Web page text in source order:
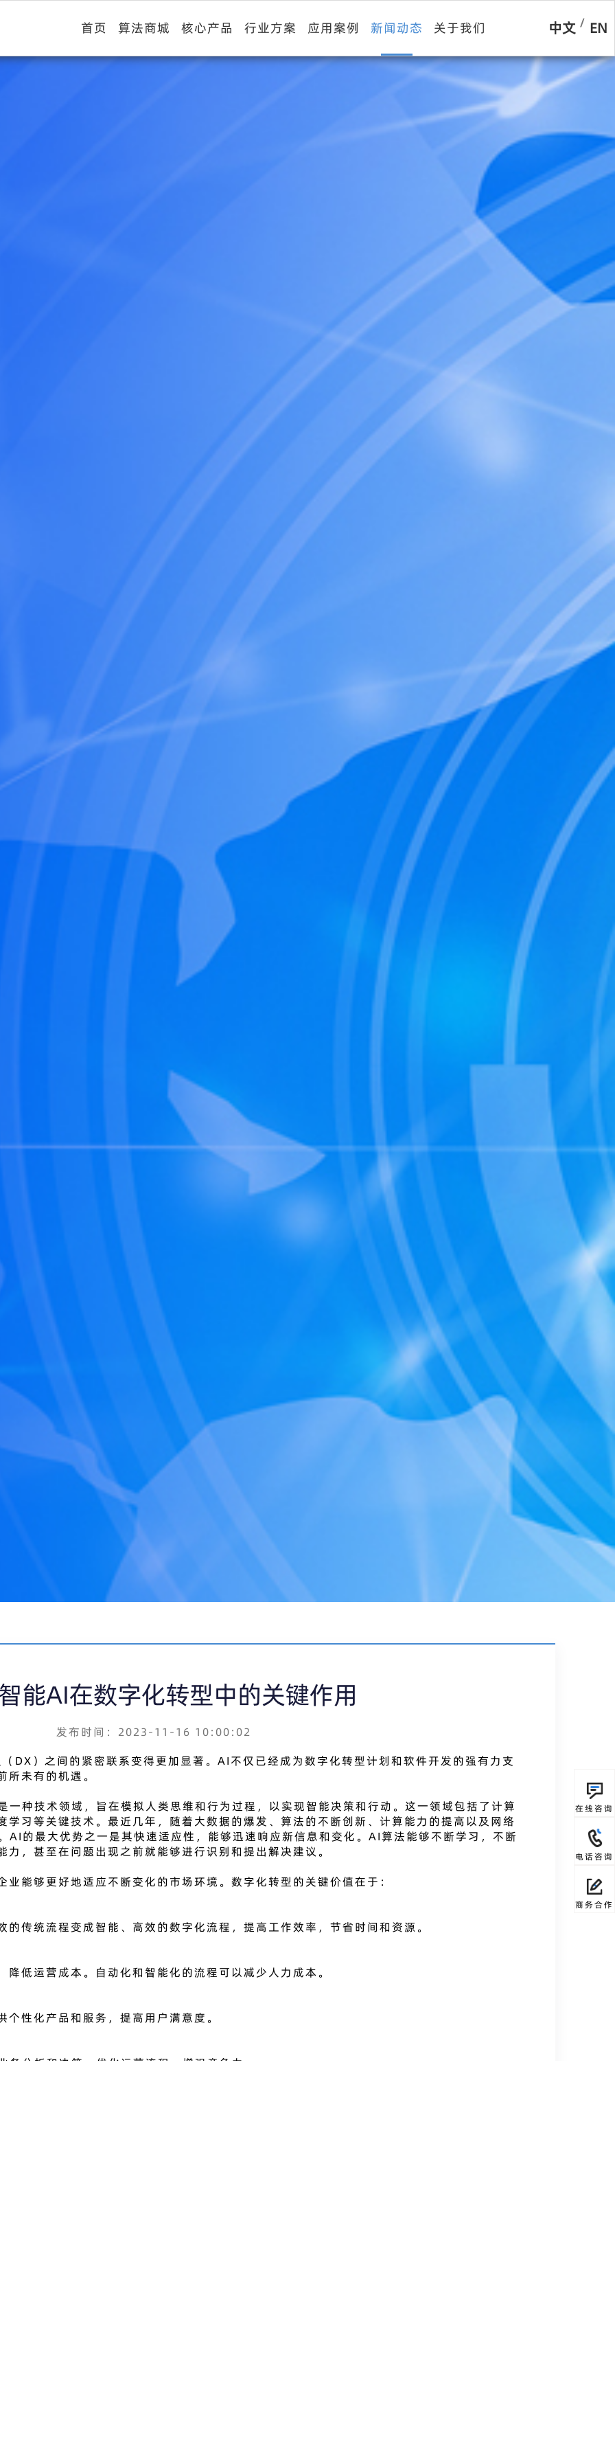
中文 / EN
首页 算法商城 核心产品 行业方案 应用案例 新闻动态 关于我们
能AI在数字化转型中的关键作用
发布时间：2023-11-16 10:00:02
DX）之间的紧密联系变得更加显著。AI不仅已经成为数字化转型计划和软件开发的强有力支
未有的机遇。
一种技术领域，旨在模拟人类思维和行为过程，以实现智能决策和行动。这一领域包括了计算
学习等关键技术。最近几年，随着大数据的爆发、算法的不断创新、计算能力的提高以及网络
AI的最大优势之一是其快速适应性，能够迅速响应新信息和变化。AI算法能够不断学习，不断
，甚至在问题出现之前就能够进行识别和提出解决建议。
能够更好地适应不断变化的市场环境。数字化转型的关键价值在于：
传统流程变成智能、高效的数字化流程，提高工作效率，节省时间和资源。
低运营成本。自动化和智能化的流程可以减少人力成本。
性化产品和服务，提高用户满意度。
分析和决策，优化运营流程，增强竞争力。
在线咨询
电话咨询
商务合作